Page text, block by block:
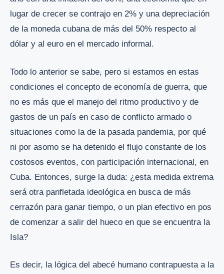
lugar de crecer se contrajo en 2% y una depreciación
de la moneda cubana de más del 50% respecto al
dólar y al euro en el mercado informal.
Todo lo anterior se sabe, pero si estamos en estas
condiciones el concepto de economía de guerra, que
no es más que el manejo del ritmo productivo y de
gastos de un país en caso de conflicto armado o
situaciones como la de la pasada pandemia, por qué
ni por asomo se ha detenido el flujo constante de los
costosos eventos, con participación internacional, en
Cuba. Entonces, surge la duda: ¿esta medida extrema
será otra panfletada ideológica en busca de más
cerrazón para ganar tiempo, o un plan efectivo en pos
de comenzar a salir del hueco en que se encuentra la
Isla?
Es decir, la lógica del abecé humano contrapuesta a la